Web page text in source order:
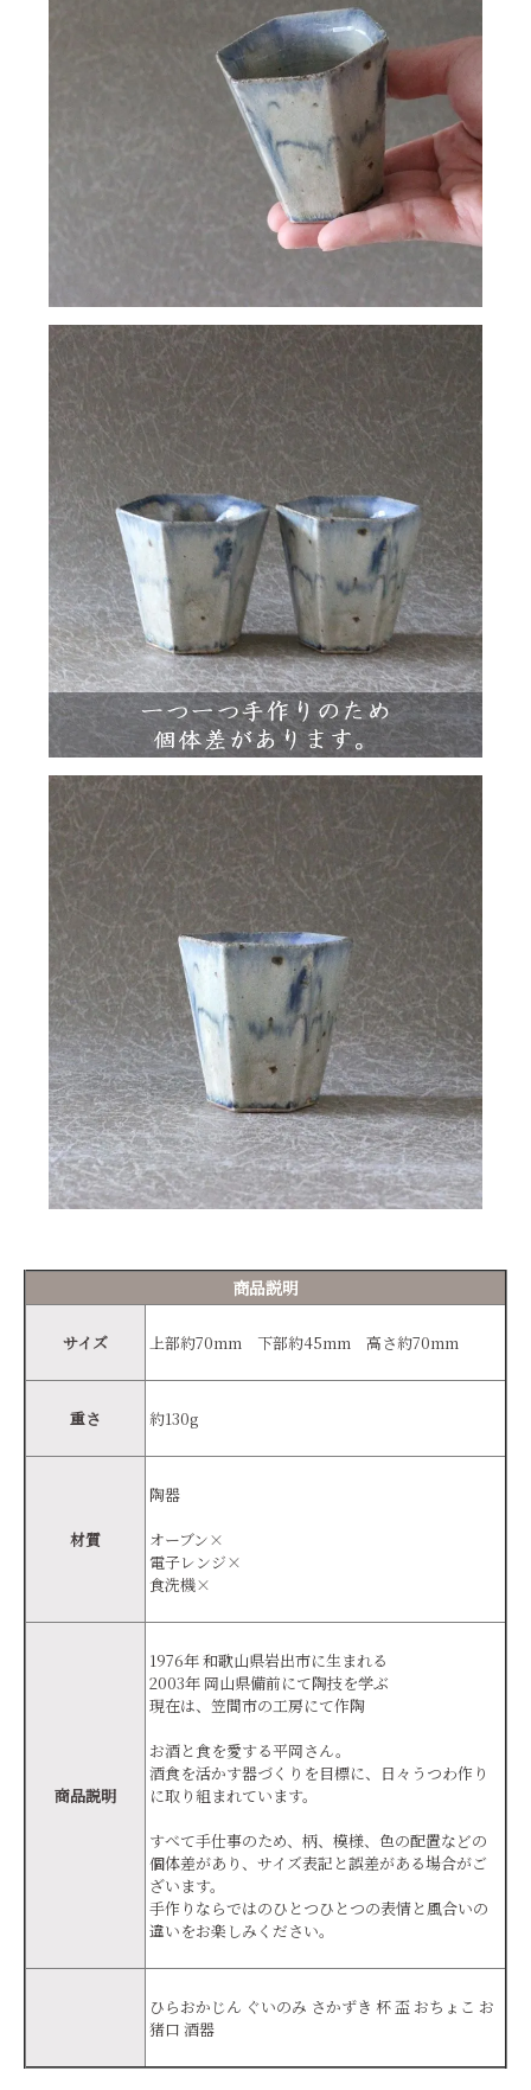
商品説明
サイズ 上部約70mm 下部約45mm 高さ約70mm
重さ 約130g
材質
陶器
オーブン×
電子レンジ×
食洗機×
商品説明
1976年 和歌山県岩出市に生まれる
2003年 岡山県備前にて陶技を学ぶ
現在は、笠間市の工房にて作陶
お酒と食を愛する平岡さん。
酒食を活かす器づくりを目標に、日々うつわ作り
に取り組まれています。
すべて手仕事のため、柄、模様、色の配置などの
個体差があり、サイズ表記と誤差がある場合がご
ざいます。
手作りならではのひとつひとつの表情と風合いの
違いをお楽しみください。
ひらおかじん ぐいのみ さかずき 杯 盃 おちょこ お
猪口 酒器